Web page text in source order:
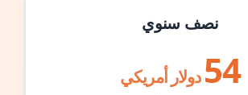
نصف سنوي
54 دولار أمريكي